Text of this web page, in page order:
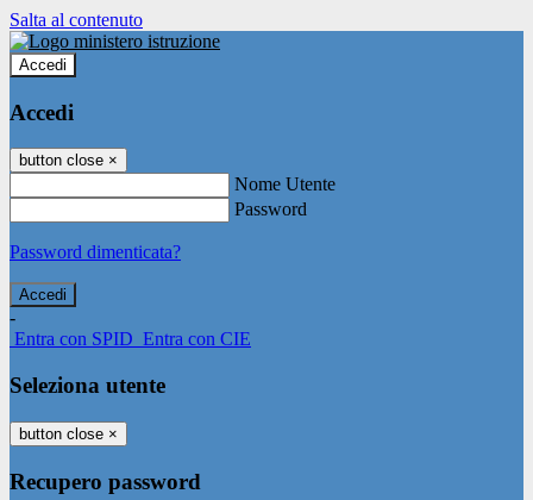
Salta al contenuto
Accedi
Accedi
button close ×
Nome Utente
Password
Password dimenticata?
-
Entra con SPID Entra con CIE
Seleziona utente
button close ×
Recupero password